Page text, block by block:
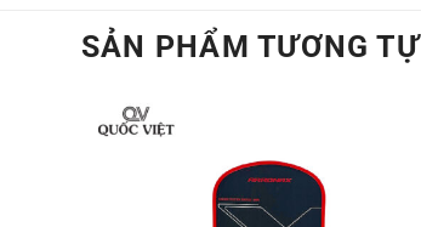
SẢN PHẨM TƯƠNG TỰ